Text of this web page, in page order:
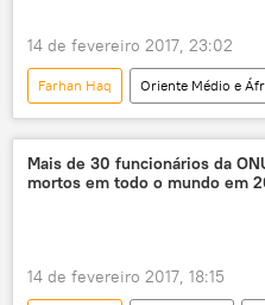
14 de fevereiro 2017, 23:02
Farhan Haq
Oriente Médio e
Mundo
Rússia
Moscou
Síria
Genebra
Suíça
Mais de 30 funcionários da
mortos em todo o mundo em
14 de fevereiro 2017, 18:15